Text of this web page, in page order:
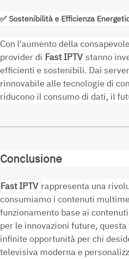
✅Sostenibilità e Efficienza
Con l'aumento della
provider di Fast IPTV stanno
efficienti e sostenibili. Dai
rinnovabile alle tecnologie di
riducono il consumo di dati, il
Conclusione
Fast IPTV rappresenta una
consumiamo i contenuti
funzionamento base ai
per le innovazioni future,
infinite opportunità per chi
televisiva moderna e